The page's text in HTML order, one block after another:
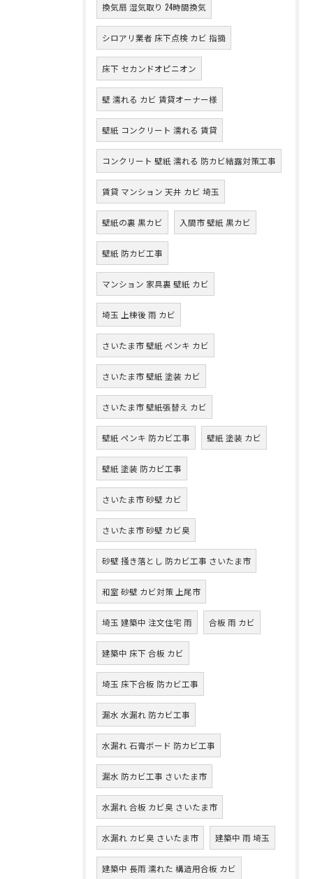
換気扇 湿気取り 24時間換気
シロアリ業者 床下点検 カビ 指摘
床下 セカンドオピニオン
壁 濡れる カビ 賃貸オーナー様
壁紙 コンクリート 濡れる 賃貸
コンクリート 壁紙 濡れる 防カビ結露対策工事
賃貸 マンション 天井 カビ 埼玉
壁紙の裏 黒カビ 入間市 壁紙 黒カビ
壁紙 防カビ工事
マンション 家具裏 壁紙 カビ
埼玉 上棟後 雨 カビ
さいたま市 壁紙 ペンキ カビ
さいたま市 壁紙 塗装 カビ
さいたま市 壁紙張替え カビ
壁紙 ペンキ 防カビ工事 壁紙 塗装 カビ
壁紙 塗装 防カビ工事
さいたま市 砂壁 カビ
さいたま市 砂壁 カビ臭
砂壁 掻き落とし 防カビ工事 さいたま市
和室 砂壁 カビ対策 上尾市
埼玉 建築中 注文住宅 雨 合板 雨 カビ
建築中 床下 合板 カビ
埼玉 床下合板 防カビ工事
漏水 水漏れ 防カビ工事
水漏れ 石膏ボード 防カビ工事
漏水 防カビ工事 さいたま市
水漏れ 合板 カビ臭 さいたま市
水漏れ カビ臭 さいたま市 建築中 雨 埼玉
建築中 長雨 濡れた 構造用合板 カビ